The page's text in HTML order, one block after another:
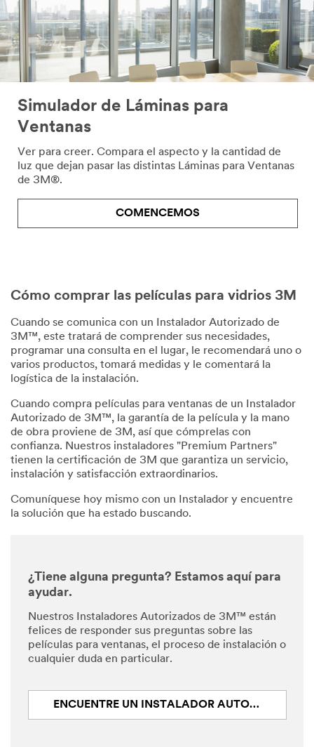
Simulador de Láminas para
Ventanas
Ver para creer. Compara el aspecto y la cantidad de
luz que dejan pasar las distintas Láminas para Ventanas
de 3M®.
COMENCEMOS
Cómo comprar las películas para vidrios 3M
Cuando se comunica con un Instalador Autorizado de
3M™, este tratará de comprender sus necesidades,
programar una consulta en el lugar, le recomendará uno o
varios productos, tomará medidas y le comentará la
logística de la instalación.
Cuando compra películas para ventanas de un Instalador
Autorizado de 3M™, la garantía de la película y la mano
de obra proviene de 3M, así que cómprelas con
confianza. Nuestros instaladores "Premium Partners"
tienen la certificación de 3M que garantiza un servicio,
instalación y satisfacción extraordinarios.
Comuníquese hoy mismo con un Instalador y encuentre
la solución que ha estado buscando.
¿Tiene alguna pregunta? Estamos aquí para
ayudar.
Nuestros Instaladores Autorizados de 3M™ están
felices de responder sus preguntas sobre las
películas para ventanas, el proceso de instalación o
cualquier duda en particular.
ENCUENTRE UN INSTALADOR AUTORIZADO